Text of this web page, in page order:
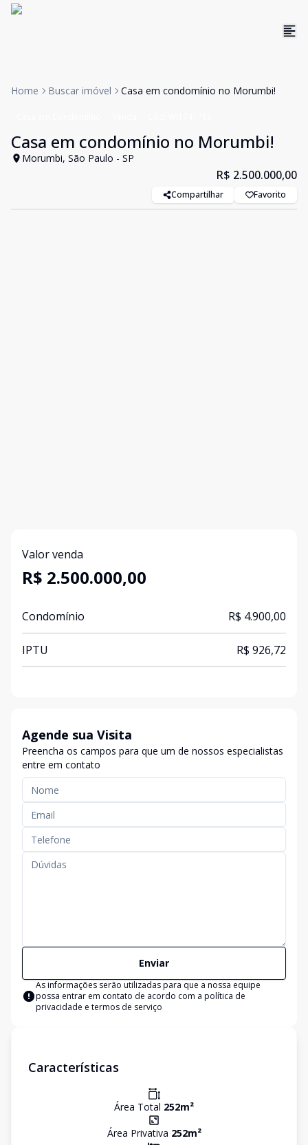
Home Buscar imóvel Casa em condomínio no Morumbi!
Casa em condomínio no Morumbi!
Morumbi, São Paulo - SP
R$ 2.500.000,00
Compartilhar Favorito
Valor venda
R$ 2.500.000,00
Condomínio R$ 4.900,00
IPTU R$ 926,72
Agende sua Visita
Preencha os campos para que um de nossos especialistas
entre em contato
Enviar
As informações serão utilizadas para que a nossa equipe
possa entrar em contato de acordo com a política de
privacidade e termos de serviço
Características
Área Total 252m²
Área Privativa 252m²